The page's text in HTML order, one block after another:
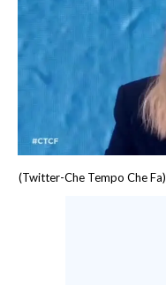
SERVIZI ALLE IMPRESE
LAVORO
BANDI
SPORT IN SARDEGNA
(Twitter-Che Tempo Che Fa)